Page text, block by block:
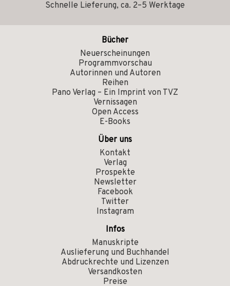
Schnelle Lieferung, ca. 2–5 Werktage
Bücher
Neuerscheinungen
Programmvorschau
Autorinnen und Autoren
Reihen
Pano Verlag – Ein Imprint von TVZ
Vernissagen
Open Access
E-Books
Über uns
Kontakt
Verlag
Prospekte
Newsletter
Facebook
Twitter
Instagram
Infos
Manuskripte
Auslieferung und Buchhandel
Abdruckrechte und Lizenzen
Versandkosten
Preise